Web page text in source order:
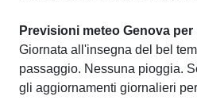
Previsioni meteo Genova
Giornata all'insegna del bel
passaggio. Nessuna pioggia.
gli aggiornamenti giornalieri